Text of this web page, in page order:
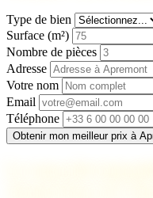
Type de bien
Surface (m²)
Nombre de pièces
Adresse
Votre nom
Email
Téléphone
Obtenir mon meilleur prix à